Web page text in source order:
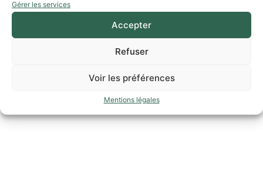
Gérer les services
Accepter
Refuser
Voir les préférences
Mentions légales
instagram@limouxintourisme
www.limouxin-tourisme.fr
04 68 31 11 82